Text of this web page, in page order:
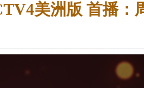
美洲版 首播：周